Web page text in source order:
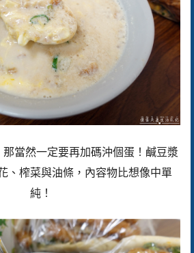
當然一定要再加碼沖個蛋！ 鹹豆漿
、榨菜與油條，內容物比想像中單
純！